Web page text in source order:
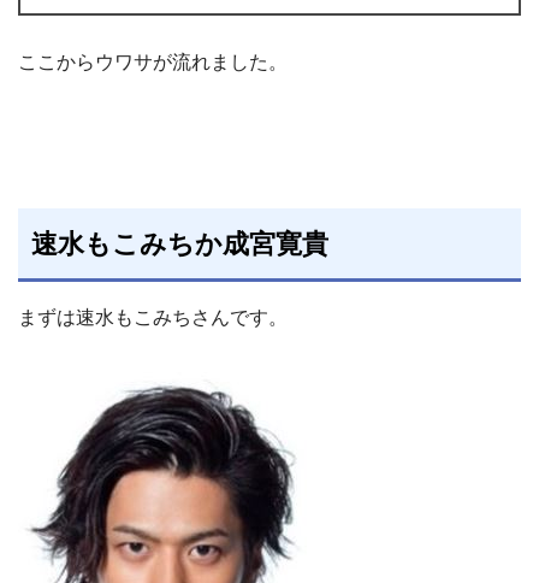
ここからウワサが流れました。
速水もこみちか成宮寛貴
まずは速水もこみちさんです。